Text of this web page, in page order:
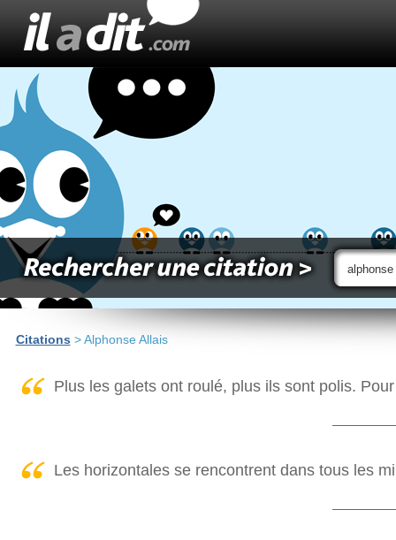
Citations > Alphonse Allais
Plus les galets ont roulé, plus ils sont polis.
Les horizontales se rencontrent dans tous les